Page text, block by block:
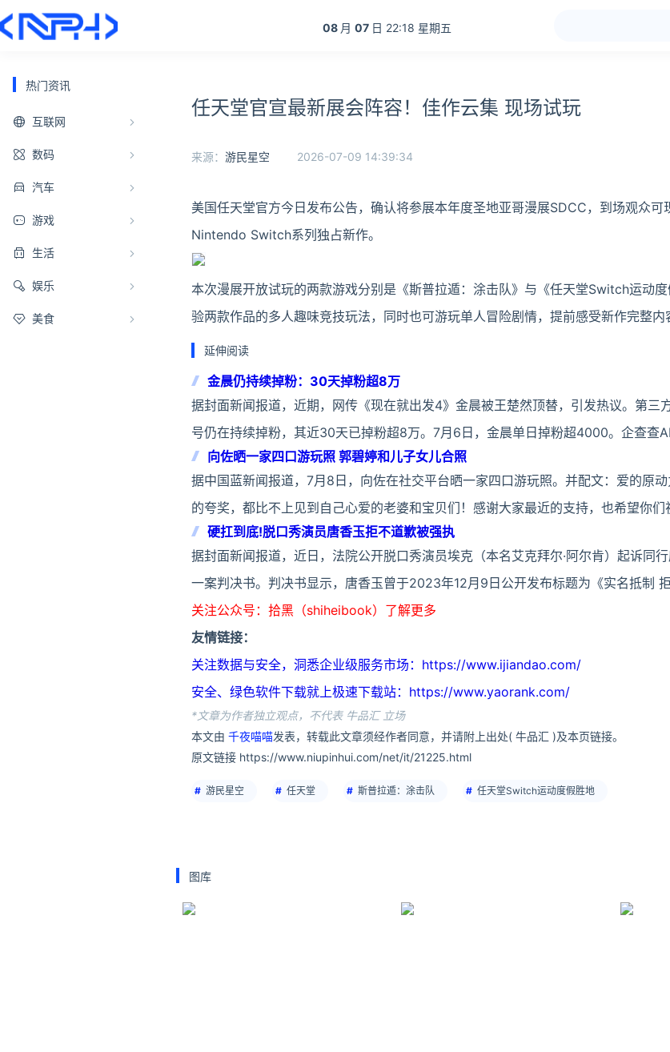
08 月 07 日 22:18 星期五
热门资讯
互联网
数码
汽车
游戏
生活
娱乐
美食
任天堂官宣最新展会阵容！佳作云集 现场试玩
来源： 游民星空 2026-07-09 14:39:34
美国任天堂官方今日发布公告，确认将参展本年度圣地亚哥漫展SDCC，到场观众可
Nintendo Switch系列独占新作。
本次漫展开放试玩的两款游戏分别是《斯普拉遁：涂击队》与《任天堂Switch运动
验两款作品的多人趣味竞技玩法，同时也可游玩单人冒险剧情，提前感受新作完整内
延伸阅读
金晨仍持续掉粉：30天掉粉超8万
据封面新闻报道，近期，网传《现在就出发4》金晨被王楚然顶替，引发热议。第三
号仍在持续掉粉，其近30天已掉粉超8万。7月6日，金晨单日掉粉超4000。企查查
向佐晒一家四口游玩照 郭碧婷和儿子女儿合照
据中国蓝新闻报道，7月8日，向佐在社交平台晒一家四口游玩照。并配文：爱的原
的夸奖，都比不上见到自己心爱的老婆和宝贝们！感谢大家最近的支持，也希望你们
硬扛到底!脱口秀演员唐香玉拒不道歉被强执
据封面新闻报道，近日，法院公开脱口秀演员埃克（本名艾克拜尔·阿尔肯）起诉同
一案判决书。判决书显示，唐香玉曾于2023年12月9日公开发布标题为《实名抵制
关注公众号：拾黑（shiheibook）了解更多
友情链接：
关注数据与安全，洞悉企业级服务市场：https://www.ijiandao.com/
安全、绿色软件下载就上极速下载站：https://www.yaorank.com/
*文章为作者独立观点，不代表 牛品汇 立场
本文由 千夜喵喵发表，转载此文章须经作者同意，并请附上出处( 牛品汇 )及本页链接。
原文链接 https://www.niupinhui.com/net/it/21225.html
游民星空 任天堂 斯普拉遁：涂击队 任天堂Switch运动度假胜地
图库